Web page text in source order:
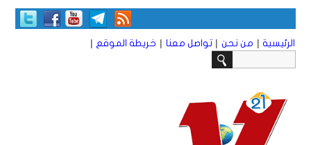
الرئيسية | من نحن | تواصل معنا | خريطة الموقع |